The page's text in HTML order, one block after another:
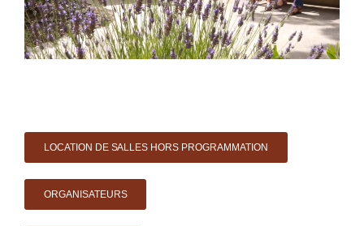
LOCATION DE SALLES HORS PROGRAMMATION
ORGANISATEURS